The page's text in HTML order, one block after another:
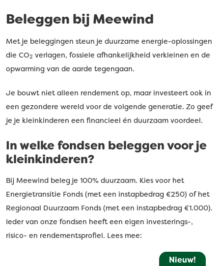
Beleggen bij Meewind
Met je beleggingen steun je duurzame energie-oplossingen
die CO2 verlagen, fossiele afhankelijkheid verkleinen en de
opwarming van de aarde tegengaan.
Je bouwt niet alleen rendement op, maar investeert ook in
een gezondere wereld voor de volgende generatie. Zo geef
je je kleinkinderen een financieel én duurzaam voordeel.
In welke fondsen beleggen voor je
kleinkinderen?
Bij Meewind beleg je 100% duurzaam. Kies voor het
Energietransitie Fonds (met een instapbedrag €250) of het
Regionaal Duurzaam Fonds (met een instapbedrag €1.000).
Ieder van onze fondsen heeft een eigen investerings-,
risico- en rendementsprofiel. Lees mee:
Nieuw!